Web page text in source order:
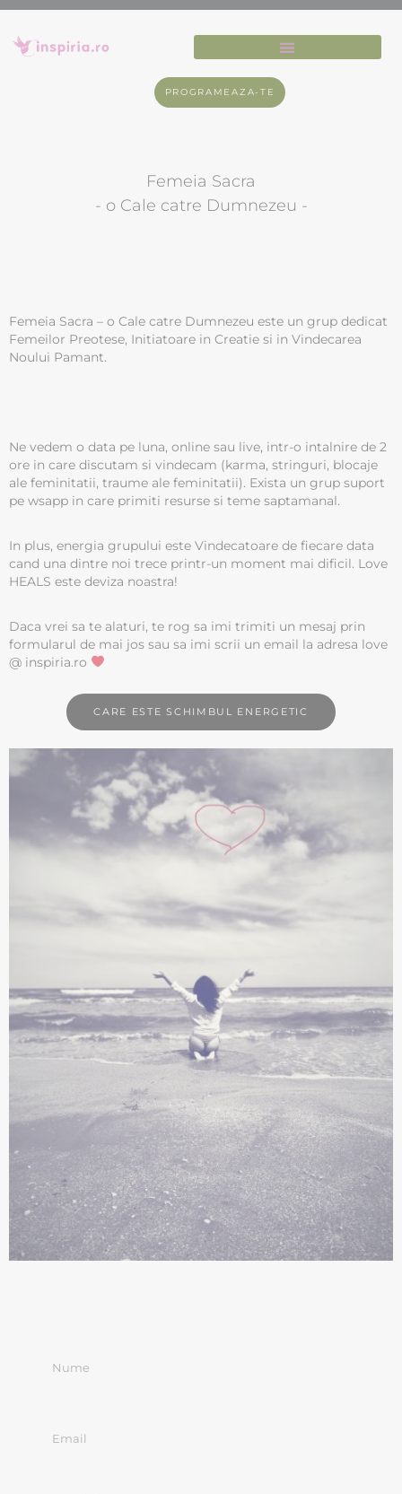
PROGRAMEAZA-TE
Femeia Sacra
- o Cale catre Dumnezeu -
Femeia Sacra – o Cale catre Dumnezeu este un grup dedicat
Femeilor Preotese, Initiatoare in Creatie si in Vindecarea
Noului Pamant.
Ne vedem o data pe luna, online sau live, intr-o intalnire de 2
ore in care discutam si vindecam (karma, stringuri, blocaje
ale feminitatii, traume ale feminitatii). Exista un grup suport
pe wsapp in care primiti resurse si teme saptamanal.
In plus, energia grupului este Vindecatoare de fiecare data
cand una dintre noi trece printr-un moment mai dificil. Love
HEALS este deviza noastra!
Daca vrei sa te alaturi, te rog sa imi trimiti un mesaj prin
formularul de mai jos sau sa imi scrii un email la adresa love
@ inspiria.ro
CARE ESTE SCHIMBUL ENERGETIC